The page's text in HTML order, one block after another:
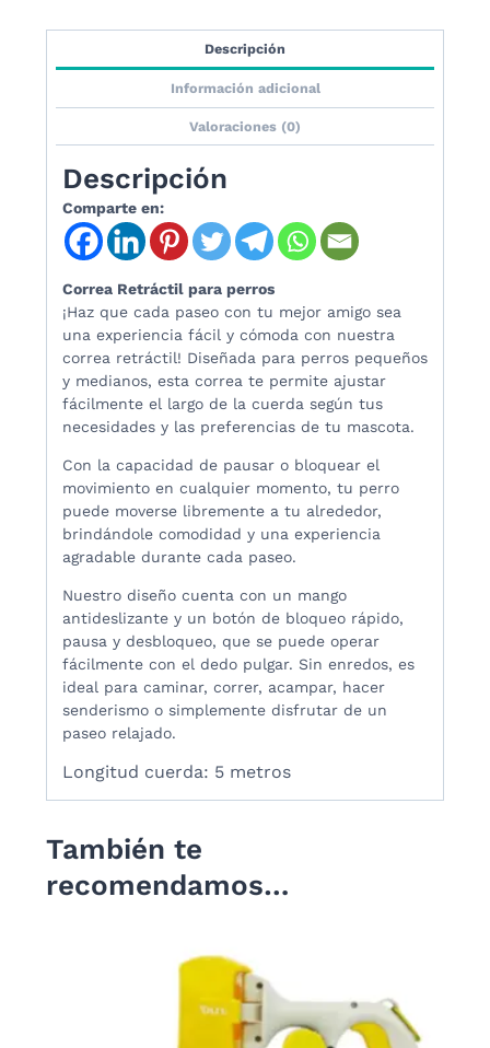
Descripción
Información adicional
Valoraciones (0)
Descripción
Comparte en:
Correa Retráctil para perros
¡Haz que cada paseo con tu mejor amigo sea
una experiencia fácil y cómoda con nuestra
correa retráctil! Diseñada para perros pequeños
y medianos, esta correa te permite ajustar
fácilmente el largo de la cuerda según tus
necesidades y las preferencias de tu mascota.
Con la capacidad de pausar o bloquear el
movimiento en cualquier momento, tu perro
puede moverse libremente a tu alrededor,
brindándole comodidad y una experiencia
agradable durante cada paseo.
Nuestro diseño cuenta con un mango
antideslizante y un botón de bloqueo rápido,
pausa y desbloqueo, que se puede operar
fácilmente con el dedo pulgar. Sin enredos, es
ideal para caminar, correr, acampar, hacer
senderismo o simplemente disfrutar de un
paseo relajado.
Longitud cuerda: 5 metros
También te
recomendamos…